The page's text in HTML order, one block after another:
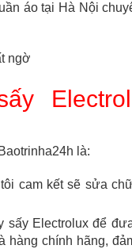
áo tại Hà Nội
ngờ
là:
cam kết sẽ sửa
sấy Electrolux để
chính hãng,